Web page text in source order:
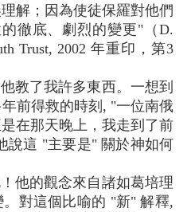
解；因為使徒保羅對他們
徹底、劇烈的變更"（D.
Trust, 2002 年重印，第3
教了我許多東西。一想到
前得救的時刻, "一位南俄
在那天晚上，我走到了前
說這 "主要是" 關於神如何
他的觀念來自諸如葛培理
。對這個比喻的 "新" 解釋,